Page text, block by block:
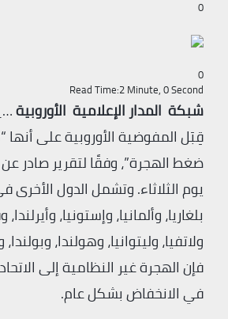
0
0
Read Time:2 Minute, 0 Second
شبكة المدار الإعلامية الأوروبية
قِبَل المفوضية الأوروبية على
ضغط الهجرة”، وفقًا لتقرير صادر
يوم الثلاثاء. وتشمل الدول
بلغاريا، وألمانيا، وإستونيا،
ولاتفيا، وليتوانيا، وهولندا،
فإن الهجرة غير النظامية إلى
في الانخفاض بشكل عام.